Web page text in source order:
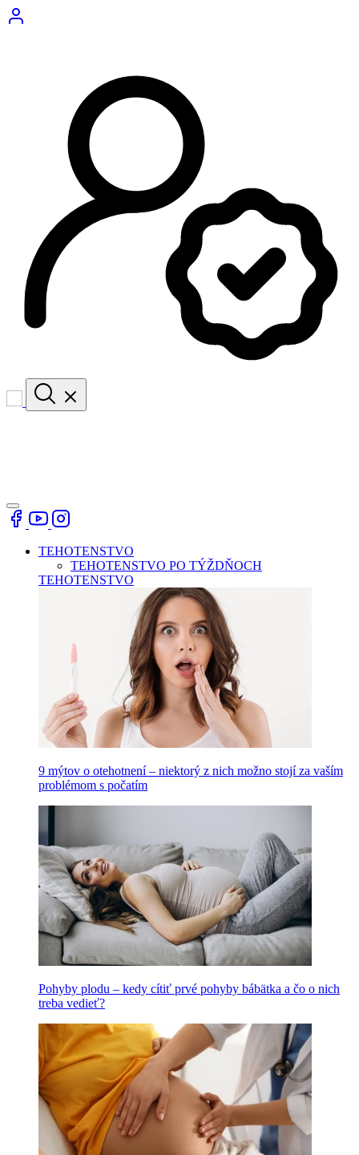
TEHOTENSTVO
TEHOTENSTVO PO TÝŽDŇOCH
TEHOTENSTVO
9 mýtov o otehotnení – niektorý z nich možno stojí za vaším
problémom s počatím
Pohyby plodu – kedy cítiť prvé pohyby bábätka a čo o nich
treba vedieť?